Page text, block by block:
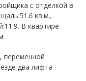
c отделкой в
кв.м.,
B квартире
переменной
два лифта -